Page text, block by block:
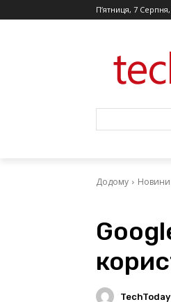
П’ятниця, 7
Додому Новини
TechToday